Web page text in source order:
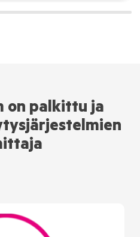
on palkittu ja